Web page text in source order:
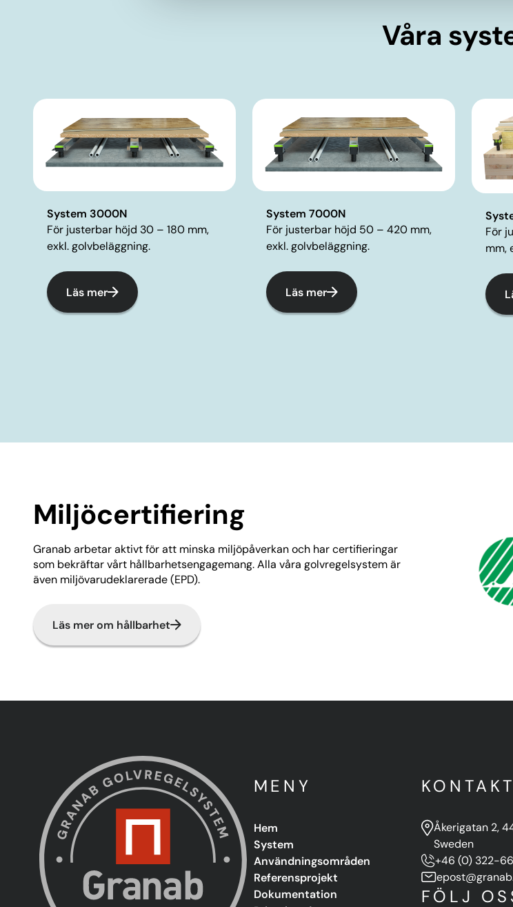
Våra
System 3000N
För justerbar höjd 30 – 180 mm,
exkl. golvbeläggning.
Läs mer
System 7000N
För justerbar höjd 50 – 420 mm,
exkl. golvbeläggning.
Läs mer
För
mm,
Miljöcertifiering
Granab arbetar aktivt för att minska miljöpåverkan och har certifieringar
som bekräftar vårt hållbarhetsengagemang. Alla våra golvregelsystem är
även miljövarudeklarerade (EPD).
Läs mer om hållbarhet
MENY
Hem
System
Användningsområden
Referensprojekt
Dokumentation
KONTAKT
Åkerigatan 2,
Sweden
+46 (0) 322-
FÖLJ